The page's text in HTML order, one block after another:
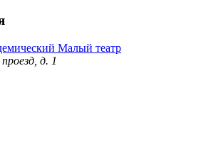
Малый театр
д. 1